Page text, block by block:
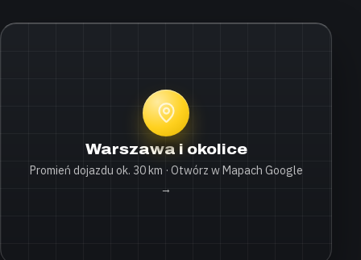
Warszawa i okolice
Promień dojazdu ok. 30 km · Otwórz w Mapach Google
→